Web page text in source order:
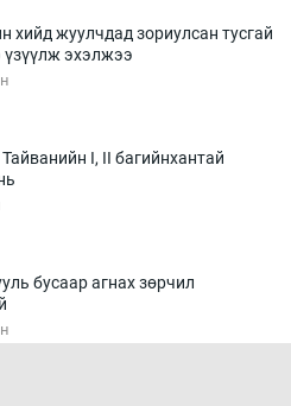
хийд жуулчдад зориулсан тусгай
үзүүлж эхэлжээ
I, II багийнхантай
бусаар агнах зөрчил